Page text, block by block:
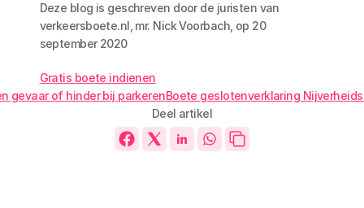
Deze blog is geschreven door de juristen van
verkeersboete.nl, mr. Nick Voorbach, op 20
september 2020
Gratis boete indienen
gevaar of hinder bij parkerenBoete geslotenverklaring
Deel artikel